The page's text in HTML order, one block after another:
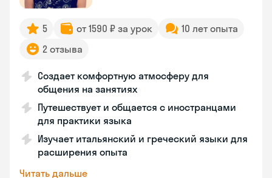
5 от 1590 ₽ за урок
10 лет опыта
2 отзыва
Создает комфортную атмосферу для
общения на занятиях
Путешествует и общается с иностранцами
для практики языка
Изучает итальянский и греческий языки для
расширения опыта
Читать дальше